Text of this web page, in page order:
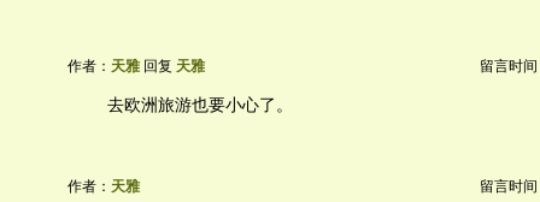
作者： 天雅 回复 天雅 留言时间
去欧洲旅游也要小心了。
作者： 天雅 留言时间